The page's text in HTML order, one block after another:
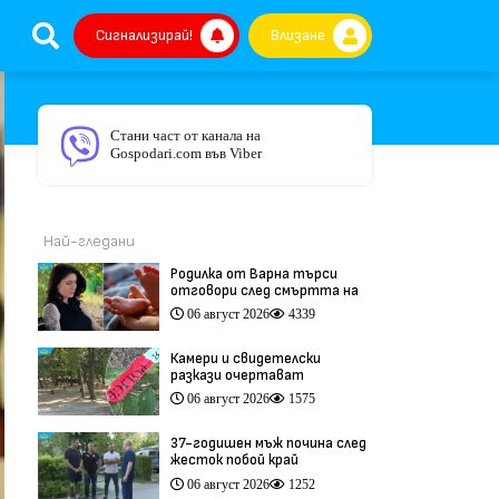
Сигнализирай! Влизане
Стани част от канала на
Gospodari.com във Viber
Най-гледани
Родилка от Варна търси
отговори след смъртта на
бебето ѝ дни преди секцио
(видео)
06 август 2026 4339
Камери и свидетелски
разкази очертават
хронологията на фаталния
побой край Младежкия хълм
06 август 2026 1575
37-годишен мъж почина след
жесток побой край
Младежкия хълм в Пловдив
(видео)
06 август 2026 1252